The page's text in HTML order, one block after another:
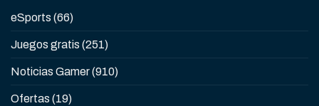
eSports (66)
Juegos gratis (251)
Noticias Gamer(910)
Ofertas (19)